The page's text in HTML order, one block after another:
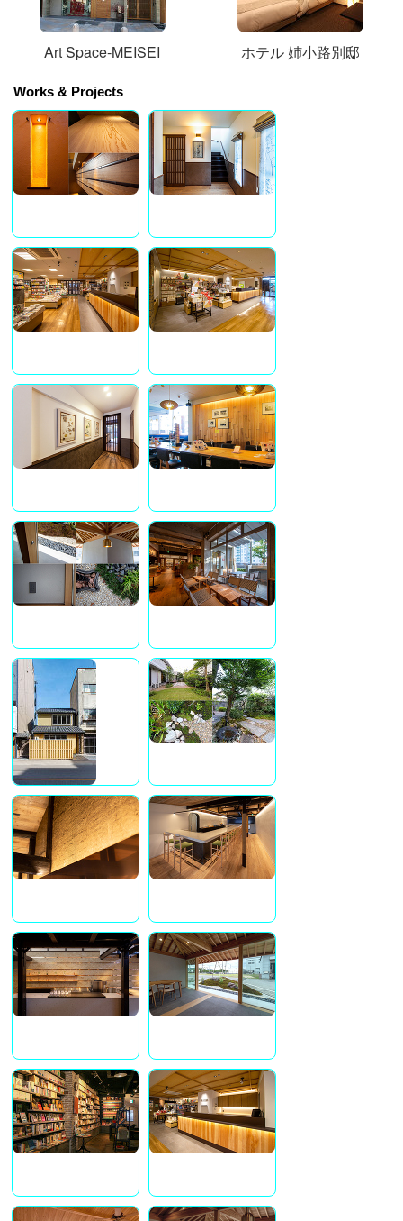
Art Space-MEISEI ホテル 姉小路別邸
Works & Projects